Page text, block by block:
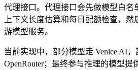
代理接口。代理接口会先做模型白名
上下文长度估算和每日配额检查，
游模型服务。
当前实现中，部分模型走 Venice AI
OpenRouter；最终参与推理的模型提